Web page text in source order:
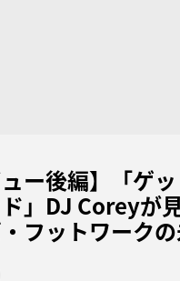
ュー後編】「ゲッ
」DJ Coreyが
フットワーク